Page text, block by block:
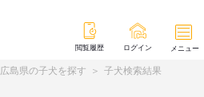
閲覧履歴 ログイン メニュー
広島県の子犬を探す 子犬検索結果